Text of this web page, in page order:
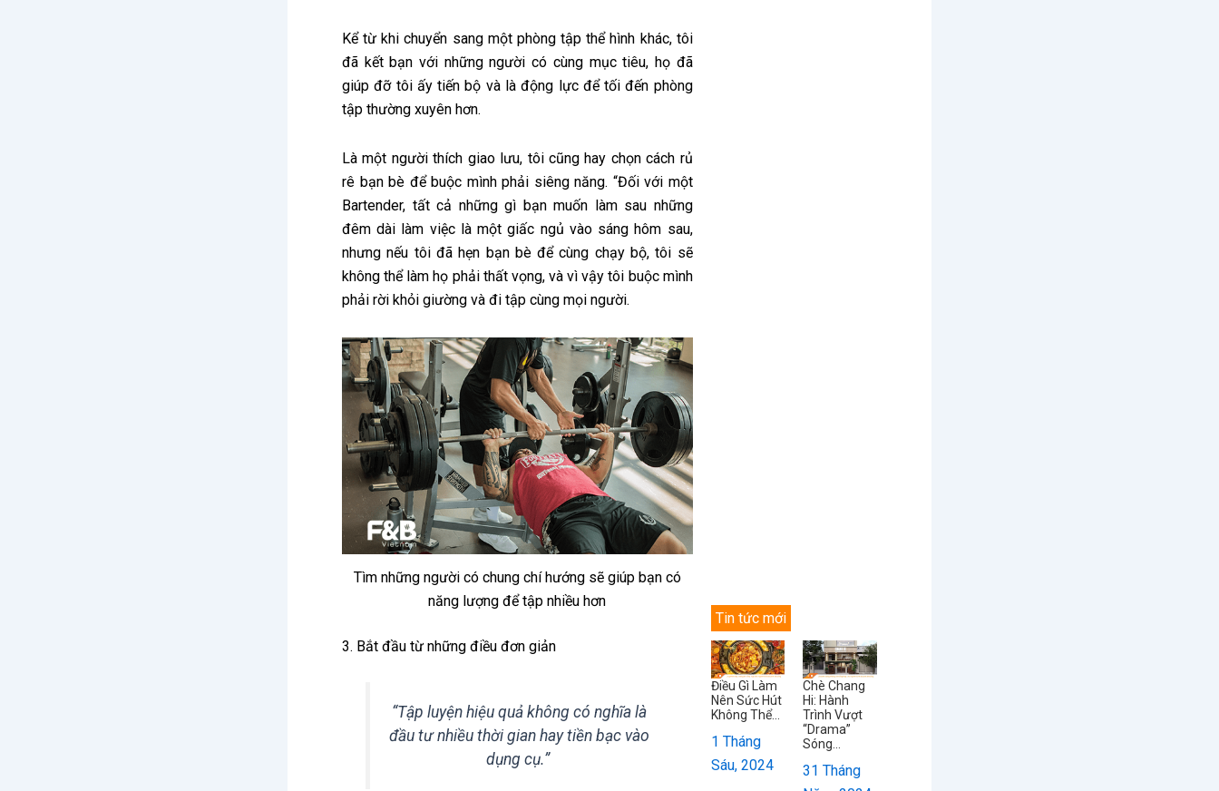
Kể từ khi chuyển sang một phòng tập thể hình khác, tôi
đã kết bạn với những người có cùng mục tiêu, họ đã
giúp đỡ tôi ấy tiến bộ và là động lực để tối đến phòng
tập thường xuyên hơn.
Là một người thích giao lưu, tôi cũng hay chọn cách rủ
rê bạn bè để buộc mình phải siêng năng. “Đối với một
Bartender, tất cả những gì bạn muốn làm sau những
đêm dài làm việc là một giấc ngủ vào sáng hôm sau,
nhưng nếu tôi đã hẹn bạn bè để cùng chạy bộ, tôi sẽ
không thể làm họ phải thất vọng, và vì vậy tôi buộc mình
phải rời khỏi giường và đi tập cùng mọi người.
Tìm những người có chung chí hướng sẽ giúp bạn có
năng lượng để tập nhiều hơn
3. Bắt đầu từ những điều đơn giản
“Tập luyện hiệu quả không có nghĩa là
đầu tư nhiều thời gian hay tiền bạc vào
dụng cụ.”
Tin tức mới
Điều Gì Làm
Nên Sức Hút
Không Thể...
1 Tháng
Sáu, 2024
Chè Chang
Hi: Hành
Trình Vượt
“Drama”
Sóng...
31 Tháng